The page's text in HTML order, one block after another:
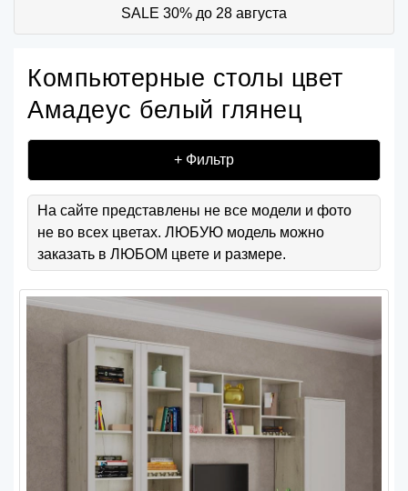
SALE 30% до 28 августа
Компьютерные столы цвет
Амадеус белый глянец
+ Фильтр
На сайте представлены не все модели и фото
не во всех цветах. ЛЮБУЮ модель можно
заказать в ЛЮБОМ цвете и размере.